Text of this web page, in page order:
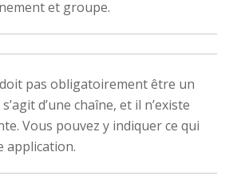
et groupe.
pas obligatoirement être un
d’une chaîne, et il n’existe
Vous pouvez y indiquer ce qui
application.